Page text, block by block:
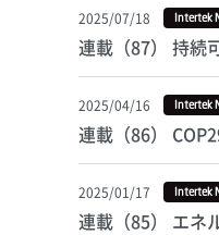
2025/07/18 Intertek
連載（87） 持続
2025/04/16 Intertek
連載（86）
2025/01/17 Intertek
連載（85） エネ